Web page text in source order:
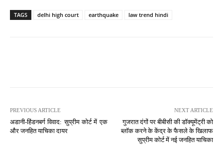
TAGS delhi high court earthquake law trend hindi
PREVIOUS ARTICLE
अडानी-हिंडनबर्ग विवाद: सुप्रीम कोर्ट में एक
और जनहित याचिका दायर
NEXT ARTICLE
गुजरात दंगों पर बीबीसी की डॉक्यूमेंट्री को
ब्लॉक करने के केंद्र के फैसले के खिलाफ
सुप्रीम कोर्ट में नई जनहित याचिका